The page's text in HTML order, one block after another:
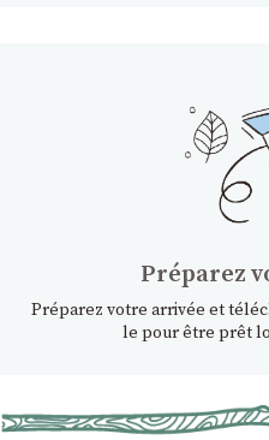
Préparez
Préparez votre arrivée et
le pour être prêt